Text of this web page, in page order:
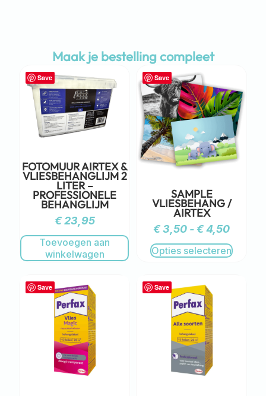
Maak je bestelling compleet
Save
FOTOMUUR AIRTEX &
VLIESBEHANGLIJM 2
LITER –
PROFESSIONELE
BEHANGLIJM
€23,95
Toevoegen aan
winkelwagen
Save
SAMPLE
VLIESBEHANG /
AIRTEX
€3,50 - €4,50
Opties selecteren
Save Save